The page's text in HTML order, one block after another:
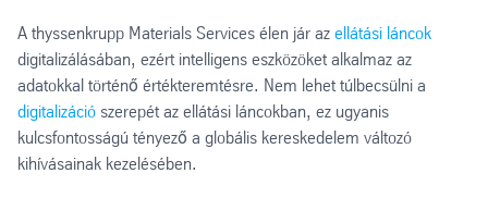
A thyssenkrupp Materials Services élen jár az ellátási láncok
digitalizálásában, ezért intelligens eszközöket alkalmaz az
adatokkal történő értékteremtésre. Nem lehet túlbecsülni a
digitalizáció szerepét az ellátási láncokban, ez ugyanis
kulcsfontosságú tényező a globális kereskedelem változó
kihívásainak kezelésében.